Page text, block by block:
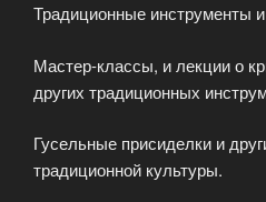
Традиционные инструменты
Мастер-классы, и лекции о
других традиционных
Гусельные присиделки и
традиционной культуры.